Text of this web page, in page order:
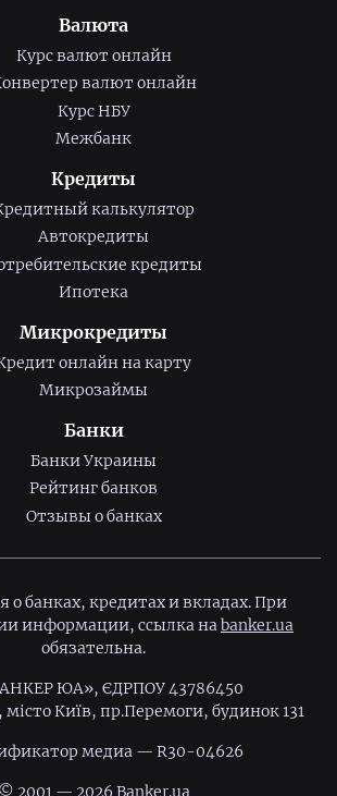
Валюта
Курс валют онлайн
валют онлайн
Курс НБУ
Межбанк
Кредиты
калькулятор
Автокредиты
кредиты
Ипотека
Микрокредиты
онлайн на карту
Микрозаймы
Банки
Банки Украины
Рейтинг банков
Отзывы о банках
банках, кредитах и вкладах. При
информации, ссылка на banker.ua
обязательна.
ЮА», ЄДРПОУ 43786450
місто Київ, пр.Перемоги, будинок 131
медиа — R30-04626
© 2001 — 2026 Banker.ua